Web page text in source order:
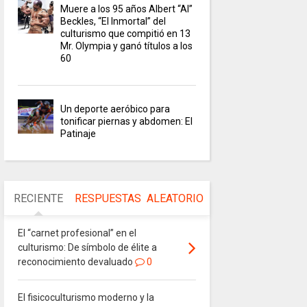
Muere a los 95 años Albert “Al”
Beckles, “El Inmortal” del
culturismo que compitió en 13
Mr. Olympia y ganó títulos a los
60
Un deporte aeróbico para
tonificar piernas y abdomen: El
Patinaje
RECIENTE RESPUESTAS ALEATORIO
El “carnet profesional” en el
culturismo: De símbolo de élite a
reconocimiento devaluado
0
El fisicoculturismo moderno y la